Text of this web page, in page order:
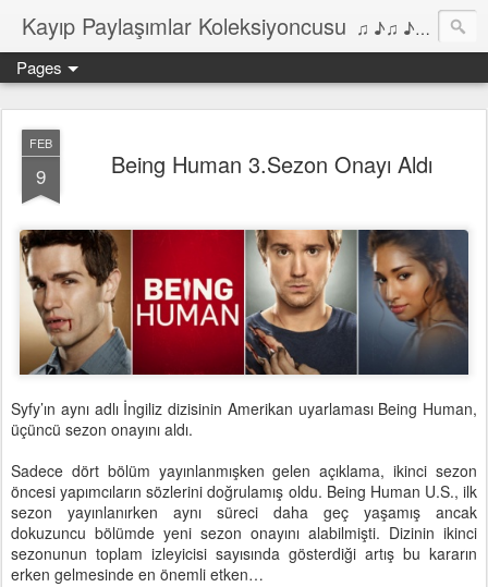
Kayıp Paylaşımlar Koleksiyoncusu ♫ ♪♫ ♪ ♫ ♪♫ ♪•♫♪ 2006'dan bu yana Film, Dizi, Müzik ve Kitaplar üzerine Yazılar Diyarı...
Pages
FEB
9 Being Human 3.Sezon Onayı Aldı
Syfy’ın aynı adlı İngiliz dizisinin Amerikan uyarlaması Being Human,
üçüncü sezon onayını aldı.
Sadece dört bölüm yayınlanmışken gelen açıklama, ikinci sezon
öncesi yapımcıların sözlerini doğrulamış oldu. Being Human U.S., ilk
sezon yayınlanırken aynı süreci daha geç yaşamış ancak
dokuzuncu bölümde yeni sezon onayını alabilmişti. Dizinin ikinci
sezonunun toplam izleyicisi sayısında gösterdiği artış bu kararın
erken gelmesinde en önemli etken…